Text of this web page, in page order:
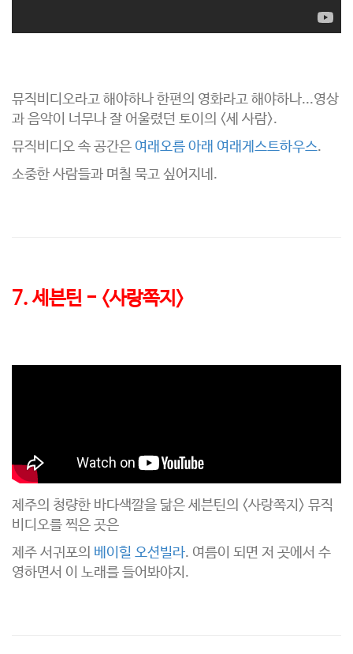
뮤직비디오라고 해야하나 한편의 영화라고 해야하나...영상
과 음악이 너무나 잘 어울렸던 토이의 <세 사람>.
뮤직비디오 속 공간은 여래오름 아래 여래게스트하우스.
소중한 사람들과 며칠 묵고 싶어지네.
7. 세븐틴 - <사랑쪽지>
제주의 청량한 바다색깔을 닮은 세븐틴의 <사랑쪽지> 뮤직
비디오를 찍은 곳은
제주 서귀포의 베이힐 오션빌라. 여름이 되면 저 곳에서 수
영하면서 이 노래를 들어봐야지.